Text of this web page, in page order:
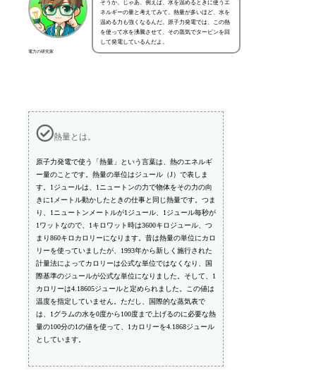
電力の研究家
そうか。じゃあ、例えば、水を温めるときに使うエ
ネルギーの量と考えてみて。熱量が多いほど、水を
温める力も強くなるんだ。原子力発電では、この熱
を使って水を沸騰させて、その蒸気でタービンを回
して発電しているんだよ。
熱量とは。
原子力発電で使う「熱量」という言葉は、熱のエネルギ
ー量のことです。熱量の単位はジュール（J）で表しま
す。1ジュールは、1ニュートンの力で物体をその力の向
きに1メートル動かしたときの仕事と同じ熱量です。つま
り、1ニュートンメートルが1ジュール、1ジュール毎秒が
1ワットなので、1キロワット時は3600キロジュール、つ
まり860キロカロリーになります。昔は熱量の単位にカロ
リーを使っていましたが、1993年から新しく施行された
計量法によってカロリーは公式な単位ではなくなり、国
際基準のジュールが公式な単位になりました。そして、1
カロリーは4.18605ジュールと定められました。この値は
温度を指定していません。ただし、国際的な蒸気表で
は、1グラムの水を0度から100度まで上げるのに必要な熱
量の100分の1の値を使って、1カロリーを4.1868ジュール
としています。